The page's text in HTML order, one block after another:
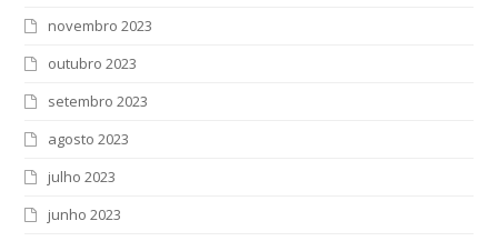
novembro 2023
outubro 2023
setembro 2023
agosto 2023
julho 2023
junho 2023